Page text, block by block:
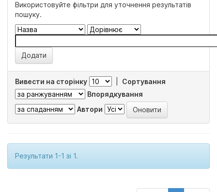
Використовуйте фільтри для уточнення результатів
пошуку.
Вивести на сторінку
Сортування
Впорядкування
Автори
Результати 1-1 зі 1.